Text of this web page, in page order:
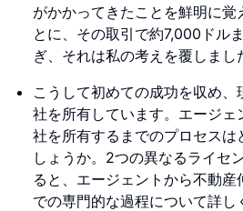
がかかってきたことを鮮明に覚
とに、その取引で約7,000ドル
ぎ、それは私の考えを覆しまし
こうして初めての成功を収め
社を所有しています。エージェ
社を所有するまでのプロセスは
しょうか。2つの異なるライセ
ると、エージェントから不動産
での専門的な過程について詳し